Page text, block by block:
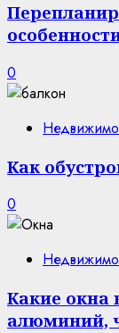
0
Как
0
Какие окна
алюминий,